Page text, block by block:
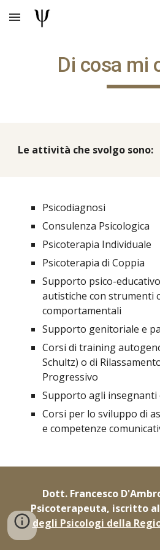
Skip to main content
Di cosa mi
Le attività che svolgo sono:
Psicodiagnosi
Consulenza Psicologica
Psicoterapia Individuale
Psicoterapia di Coppia
Supporto psico-
autistiche con strumenti
comportamentali
Supporto genitoriale e
Corsi di training
Schultz) o di
Progressivo
Supporto agli
Corsi per lo sviluppo di
e competenze
Dott. Francesco
Psicoterapeuta, iscritto
degli Psicologi della